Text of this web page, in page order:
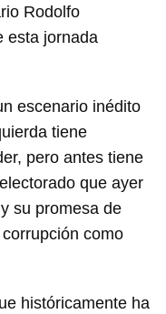
Rodolfo
esta jornada
escenario inédito
tiene
pero antes tiene
que ayer
su promesa de
como
históricamente ha